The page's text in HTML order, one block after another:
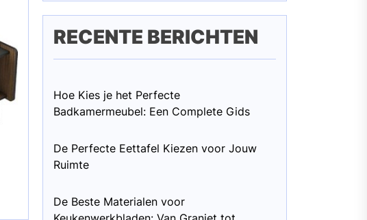
RECENTE BERICHTEN
Hoe Kies je het Perfecte
Badkamermeubel: Een Complete Gids
De Perfecte Eettafel Kiezen voor Jouw
Ruimte
De Beste Materialen voor